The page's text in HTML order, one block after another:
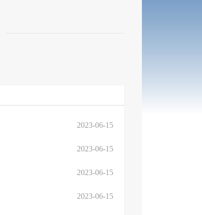
2023-06-15
2023-06-15
2023-06-15
2023-06-15